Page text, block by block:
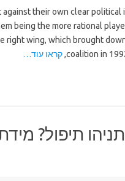
their own clear political
being the more rational
wing, which brought down
coalition in קראו עוד…
תיפול?